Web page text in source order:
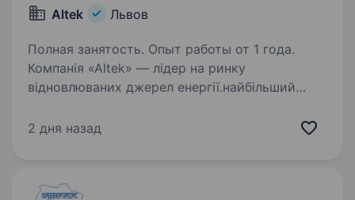
Altek Львов
Полная занятость. Опыт работы от 1 года.
Компанія «Altek» — лідер на ринку
відновлюваних джерел енергії.найбільший
для альтернативної енергетики в Україні.
2 дня назад